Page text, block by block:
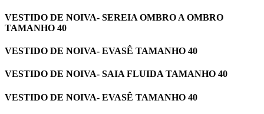
VESTIDO DE NOIVA- SEREIA OMBRO A OMBRO
TAMANHO 40
VESTIDO DE NOIVA- EVASÊ TAMANHO 40
VESTIDO DE NOIVA- SAIA FLUIDA TAMANHO 40
VESTIDO DE NOIVA- EVASÊ TAMANHO 40